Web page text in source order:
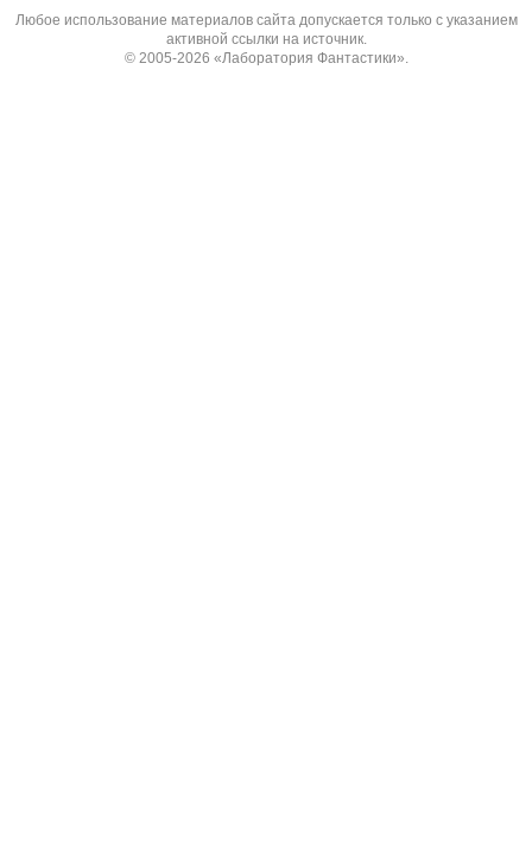
Любое использование материалов сайта допускается только с указанием
активной ссылки на источник.
© 2005-2026 «Лаборатория Фантастики».